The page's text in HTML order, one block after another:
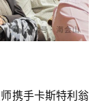
携手卡斯特利翁